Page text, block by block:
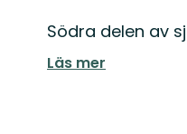
Södra delen av
Läs mer